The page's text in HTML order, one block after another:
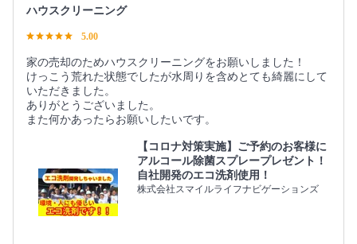
ハウスクリーニング
5.00
家の売却のためハウスクリーニングをお願いしました！
けっこう荒れた状態でしたが水周りを含めとても綺麗にして
いただきました。
ありがとうございました。
また何かあったらお願いしたいです。
【コロナ対策実施】ご予約のお客様に
アルコール除菌スプレープレゼント！
自社開発のエコ洗剤使用！
株式会社スマイルライフナビゲーションズ